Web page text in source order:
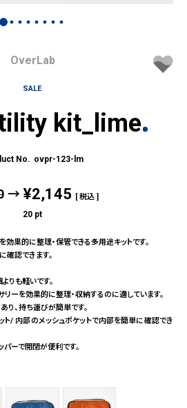
OverLab
SALE
kit_lime
ovpr-123-lm
→ ¥2,145 税込
20 pt
果的に整理・保管できる多用途キットです。
確認できます。
りも軽いです。
ーを効果的に整理・収納するのに適しています。
り、持ち運びが簡単です。
ト/ 内部のメッシュポケットで内部を簡単に確認でき
ーで開閉が便利です。